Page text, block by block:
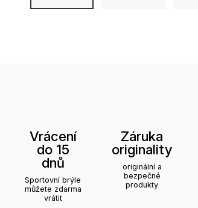
Vrácení
do 15
dnů
Sportovní brýle
můžete zdarma
vrátit
Záruka
originality
originální a
bezpečné
produkty